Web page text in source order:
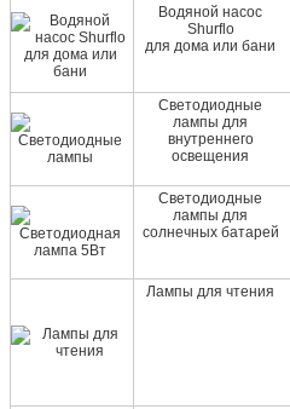
Водяной насос
Shurflo
для дома или бани
Светодиодные
лампы для
внутреннего
освещения
Светодиодные
лампы для
солнечных батарей
Лампы для чтения